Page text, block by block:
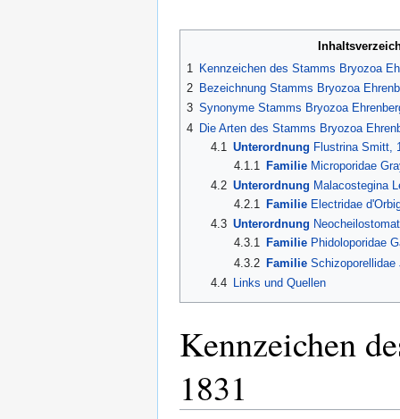
1
Kennzeichen des Stamms Bryozoa
2 Bezeichnung Stamms Bryozoa
3 Synonyme Stamms Bryozoa
4 Die Arten des Stamms Bryozoa
4.1 Unterordnung Flustrina Smitt,
4.1.1
Familie Microporidae
4.2 Unterordnung Malacostegina
4.2.1
Familie Electridae
4.3 Unterordnung
4.3.1 Familie Phidoloporidae
4.3.2 Familie Schizoporellidae
4.4
Links und Quellen
Kennzeichen
1831